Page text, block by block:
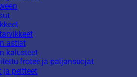
astiat
kalusteet
frotee ja patjansuojat
ja peitteet